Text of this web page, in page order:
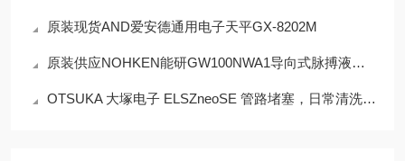
原装现货AND爱安德通用电子天平GX-8202M
原装供应NOHKEN能研GW100NWA1导向式脉搏液位计
OTSUKA 大塚电子 ELSZneoSE 管路堵塞，日常清洗维护实操方案